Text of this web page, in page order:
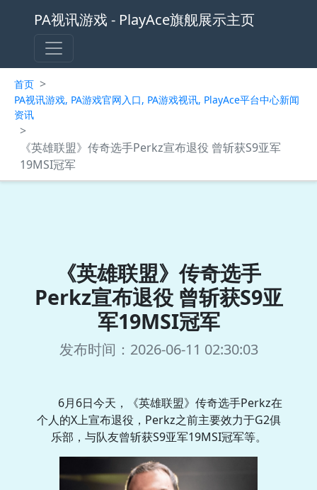
PA视讯游戏 - PlayAce旗舰展示主页
首页 >
PA视讯游戏, PA游戏官网入口, PA游戏视讯, PlayAce平台中心新闻
资讯
>
《英雄联盟》传奇选手Perkz宣布退役 曾斩获S9亚军
19MSI冠军
《英雄联盟》传奇选手
Perkz宣布退役 曾斩获S9亚
军19MSI冠军
发布时间：2026-06-11 02:30:03
6月6日今天，《英雄联盟》传奇选手Perkz在
个人的X上宣布退役，Perkz之前主要效力于G2俱
乐部，与队友曾斩获S9亚军19MSI冠军等。